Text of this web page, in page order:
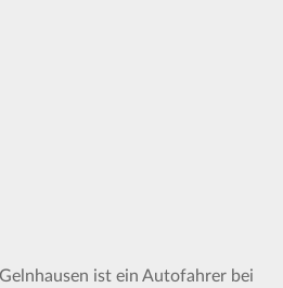
ist ein Autofahrer bei